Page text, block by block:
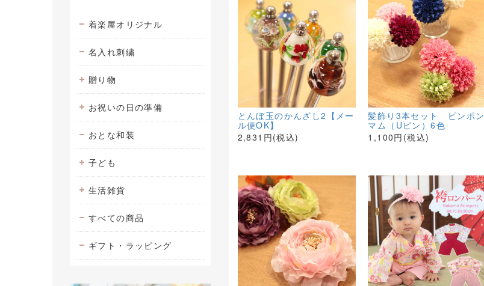
着楽屋オリジナル
名入れ刺繍
贈り物
お祝いの日の準備
おとな和装
子ども
生活雑貨
すべての商品
ギフト・ラッピング
とんぼ玉のかんざし2【メー
ル便OK】
2,831円(税込)
髪飾り3本セット ピンポン
マム（Uピン）6色
1,100円(税込)